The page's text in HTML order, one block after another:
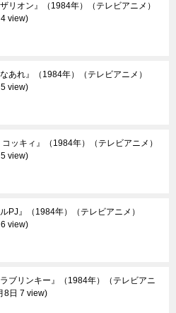
リオン』（1984年）（テレビアニメ）
view
あれ』（1984年）（テレビアニメ）
view
コッキィ』（1984年）（テレビアニメ）
view
PJ』（1984年）（テレビアニメ）
view
ラブリンキー』（1984年）（テレビアニ
8日 7 view